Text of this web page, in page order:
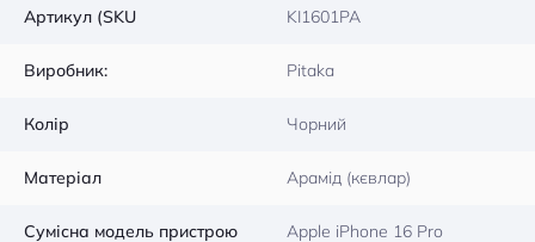
Артикул (SKU KI1601PA
Виробник: Pitaka
Колір Чорний
Матеріал Арамід (кєвлар)
Сумісна модель пристрою Apple iPhone 16 Pro